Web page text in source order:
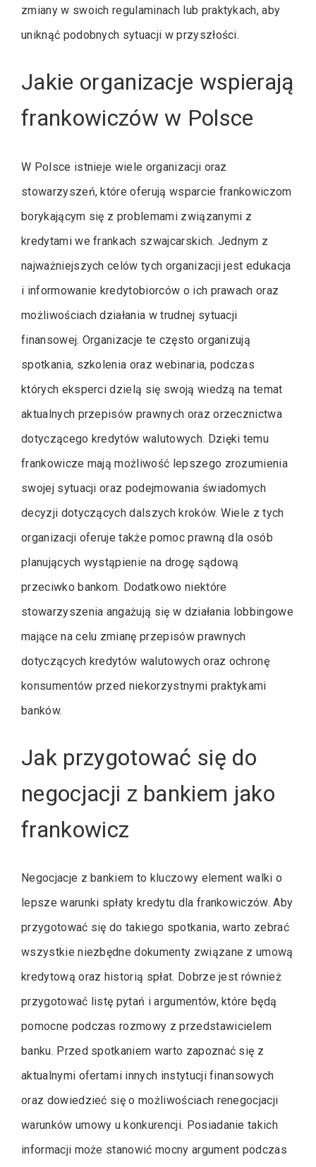
zmiany w swoich regulaminach lub praktykach, aby
uniknąć podobnych sytuacji w przyszłości.
Jakie organizacje wspierają
frankowiczów w Polsce
W Polsce istnieje wiele organizacji oraz
stowarzyszeń, które oferują wsparcie frankowiczom
borykającym się z problemami związanymi z
kredytami we frankach szwajcarskich. Jednym z
najważniejszych celów tych organizacji jest edukacja
i informowanie kredytobiorców o ich prawach oraz
możliwościach działania w trudnej sytuacji
finansowej. Organizacje te często organizują
spotkania, szkolenia oraz webinaria, podczas
których eksperci dzielą się swoją wiedzą na temat
aktualnych przepisów prawnych oraz orzecznictwa
dotyczącego kredytów walutowych. Dzięki temu
frankowicze mają możliwość lepszego zrozumienia
swojej sytuacji oraz podejmowania świadomych
decyzji dotyczących dalszych kroków. Wiele z tych
organizacji oferuje także pomoc prawną dla osób
planujących wystąpienie na drogę sądową
przeciwko bankom. Dodatkowo niektóre
stowarzyszenia angażują się w działania lobbingowe
mające na celu zmianę przepisów prawnych
dotyczących kredytów walutowych oraz ochronę
konsumentów przed niekorzystnymi praktykami
banków.
Jak przygotować się do
negocjacji z bankiem jako
frankowicz
Negocjacje z bankiem to kluczowy element walki o
lepsze warunki spłaty kredytu dla frankowiczów. Aby
przygotować się do takiego spotkania, warto zebrać
wszystkie niezbędne dokumenty związane z umową
kredytową oraz historią spłat. Dobrze jest również
przygotować listę pytań i argumentów, które będą
pomocne podczas rozmowy z przedstawicielem
banku. Przed spotkaniem warto zapoznać się z
aktualnymi ofertami innych instytucji finansowych
oraz dowiedzieć się o możliwościach renegocjacji
warunków umowy u konkurencji. Posiadanie takich
informacji może stanowić mocny argument podczas